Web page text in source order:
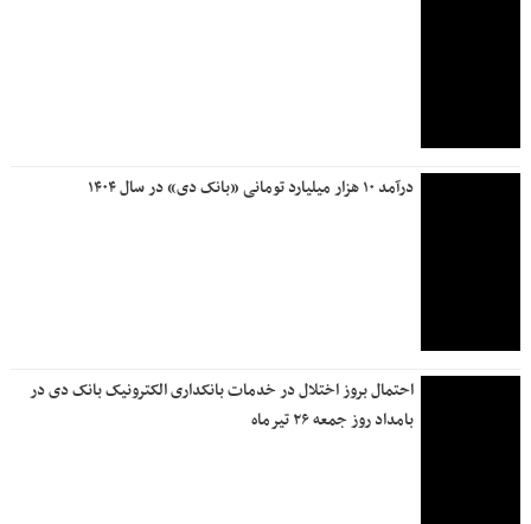
درآمد ۱۰ هزار میلیارد تومانی «بانک دی» در سال ۱۴۰۴
احتمال بروز اختلال در خدمات بانکداری الکترونیک بانک دی در
بامداد روز جمعه ۲۶ تیرماه